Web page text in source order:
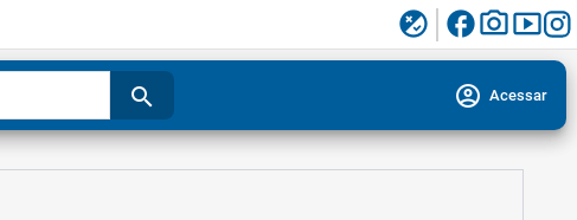
flaky facebookphoto_camerasmart_display
search account_circle Acessar